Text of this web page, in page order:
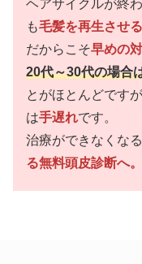
ヘアサイクルが終
も毛髪を再生させ
だからこそ早めの
20代～30代の場合
とがほとんどですが
は手遅れです。
治療ができなくな
る無料頭皮診断へ。